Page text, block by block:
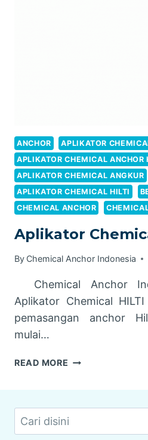
ANCHOR
APLIKATOR
APLIKATOR CHEMICAL ANCHOR
APLIKATOR CHEMICAL ANGKUR
APLIKATOR CHEMICAL HILTI
CHEMICAL ANCHOR
Aplikator
By Chemical Anchor Indonesia
Chemical Anchor
Aplikator Chemical
pemasangan anchor
mulai…
READ MORE APLIKATOR